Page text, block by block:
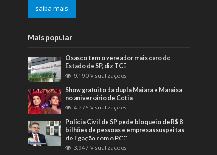
saiba mais
Mais popular
Osasco tem o vereador mais caro do
Estado de SP, diz TCE
9.190 Visualizações
Show gratuito da dupla Maiara e Maraisa
no aniversário de Cotia
4.276 Visualizações
Polícia Civil de SP pede bloqueio de R$ 8
bilhões de pessoas e empresas suspeitas
de ligação com o PCC
3.947 Visualizações